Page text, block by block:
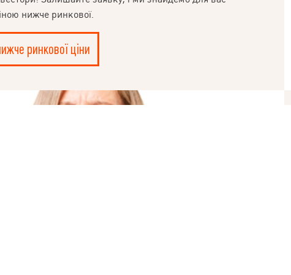
нижче ринкової.
ринкової ціни
© 2019 – 2026 Valion real